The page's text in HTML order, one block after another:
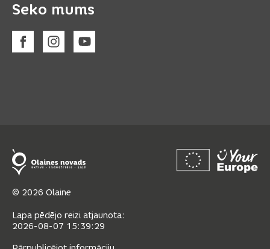
Seko mums
© 2026 Olaine
Lapa pēdējo reizi atjaunota:
2026-08-07 15:39:29